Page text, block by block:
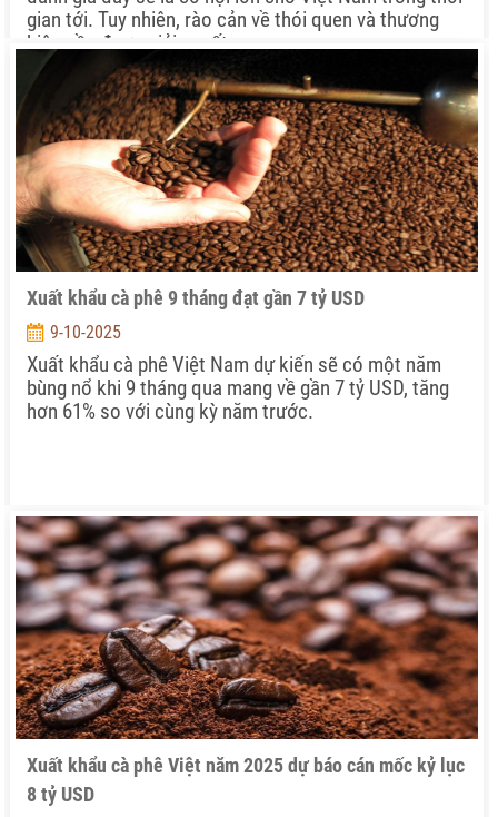
gian tới. Tuy nhiên, rào cản về thói quen và thương
hiệu cần được giải quyết.
Xuất khẩu cà phê 9 tháng đạt gần 7 tỷ USD
9-10-2025
Xuất khẩu cà phê Việt Nam dự kiến sẽ có một năm
bùng nổ khi 9 tháng qua mang về gần 7 tỷ USD, tăng
hơn 61% so với cùng kỳ năm trước.
Xuất khẩu cà phê Việt năm 2025 dự báo cán mốc kỷ lục
8 tỷ USD